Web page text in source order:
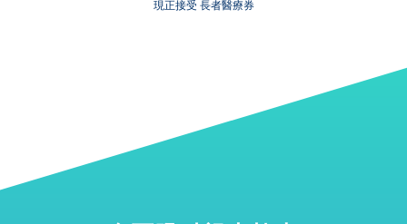
現正接受 長者醫療券